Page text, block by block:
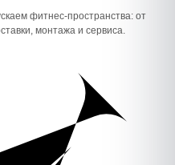
фитнес-пространства: от
монтажа и сервиса.